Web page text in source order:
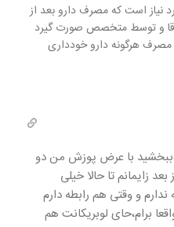
نیاز است که مصرف دارو بعد از
و توسط متخصص صورت گیرد
هرگونه دارو خودداری
با عرض پوزش من دو
زایمانم تا حالا خیلی
و وقتی هم رابطه دارم
برام،حای لوبریکانت هم